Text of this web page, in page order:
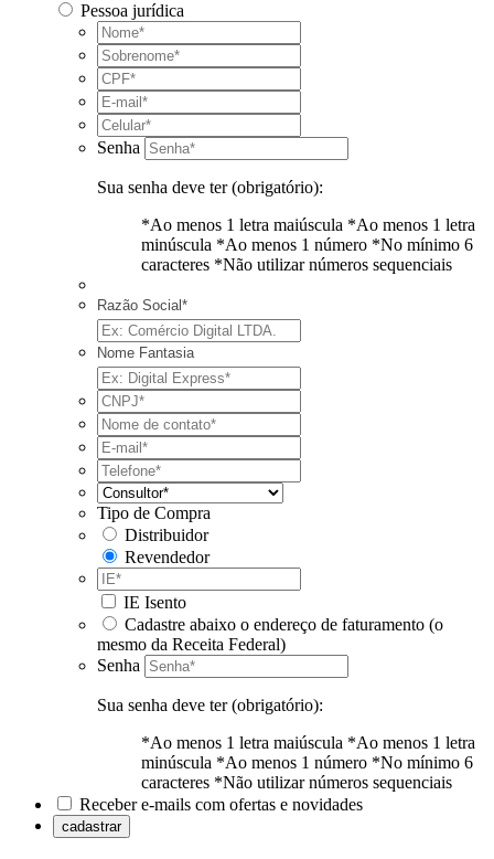
Pessoa jurídica
Senha
Sua senha deve ter (obrigatório):
*Ao menos 1 letra maiúscula *Ao menos 1 letra
minúscula *Ao menos 1 número *No mínimo 6
caracteres *Não utilizar números sequenciais
Razão Social*
Nome Fantasia
Tipo de Compra
Distribuidor
Revendedor
IE Isento
Cadastre abaixo o endereço de faturamento (o
mesmo da Receita Federal)
Senha
Sua senha deve ter (obrigatório):
*Ao menos 1 letra maiúscula *Ao menos 1 letra
minúscula *Ao menos 1 número *No mínimo 6
caracteres *Não utilizar números sequenciais
Receber e-mails com ofertas e novidades
cadastrar